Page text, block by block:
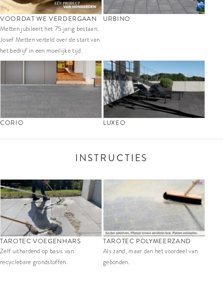
VOORDAT WE VERDERGAAN
Metten jubileert het 75 jarig bestaan.
Josef Metten verteld over de start van
het bedrijf in een moeilijke tijd.
URBINO
CORIO LUXEO
INSTRUCTIES
TAROTEC VOEGENHARS
Zelf uithardend op basis van
recyclebare grondstoffen.
TAROTEC POLYMEERZAND
Als zand, maar dan het voordeel van
gebonden.